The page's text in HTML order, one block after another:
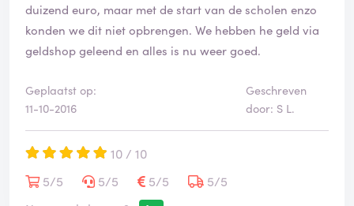
duizend euro, maar met de start van de scholen enzo
konden we dit niet opbrengen. We hebben he geld via
geldshop geleend en alles is nu weer goed.
Geplaatst op:
11-10-2016
Geschreven
door: S L.
10 / 10
5/5
5/5 5/5
5/5